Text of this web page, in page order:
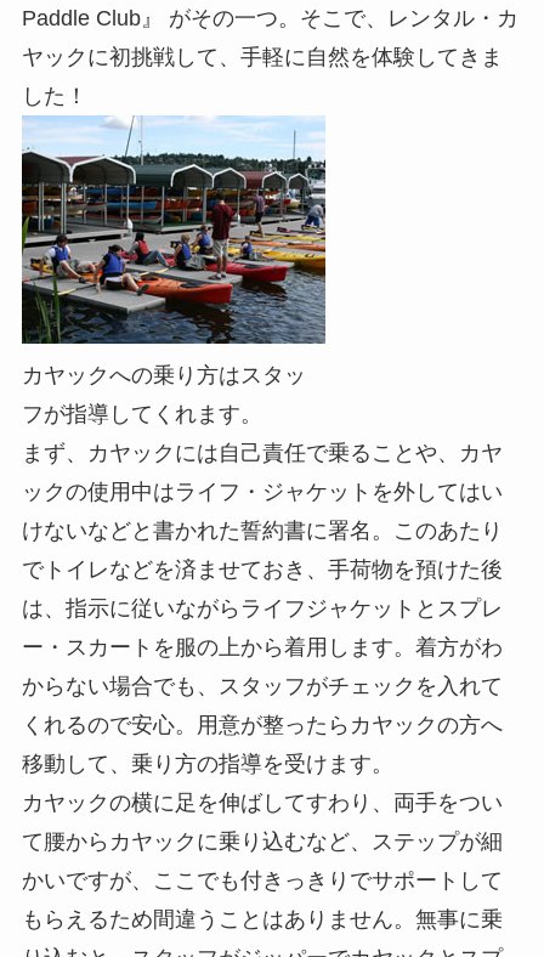
Paddle Club』 がその一つ。そこで、レンタル・カ
ヤックに初挑戦して、手軽に自然を体験してきま
した！
カヤックへの乗り方はスタッ
フが指導してくれます。
まず、カヤックには自己責任で乗ることや、カヤ
ックの使用中はライフ・ジャケットを外してはい
けないなどと書かれた誓約書に署名。このあたり
でトイレなどを済ませておき、手荷物を預けた後
は、指示に従いながらライフジャケットとスプレ
ー・スカートを服の上から着用します。着方がわ
からない場合でも、スタッフがチェックを入れて
くれるので安心。用意が整ったらカヤックの方へ
移動して、乗り方の指導を受けます。
カヤックの横に足を伸ばしてすわり、両手をつい
て腰からカヤックに乗り込むなど、ステップが細
かいですが、ここでも付きっきりでサポートして
もらえるため間違うことはありません。無事に乗